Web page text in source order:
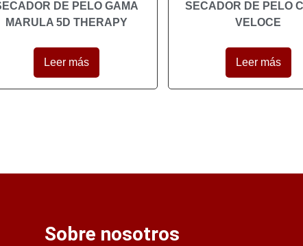
DE PELO GAMA
MARULA 5D THERAPY
Leer más
SECADOR DE PELO
VELOCE
Leer más
Sobre nosotros